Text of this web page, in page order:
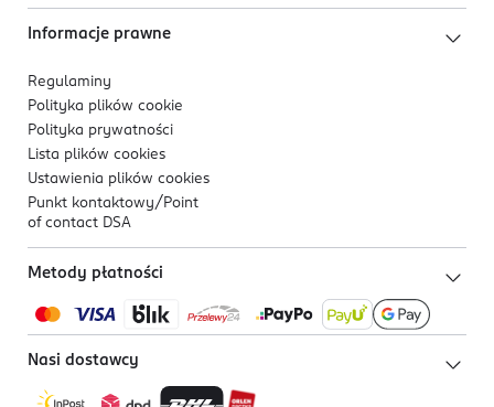
Informacje prawne
Regulaminy
Polityka plików cookie
Polityka prywatności
Lista plików cookies
Ustawienia plików cookies
Punkt kontaktowy/ Point
of contact DSA
Metody płatności
Nasi dostawcy